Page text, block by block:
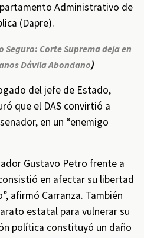
Administrativo de
(Dapre).
Seguro: Corte Suprema deja en
Dávila Abondano)
del jefe de Estado,
que el DAS convirtió a
en un “enemigo
Gustavo Petro frente a
en afectar su libertad
afirmó Carranza. También
estatal para vulnerar su
política constituyó un daño